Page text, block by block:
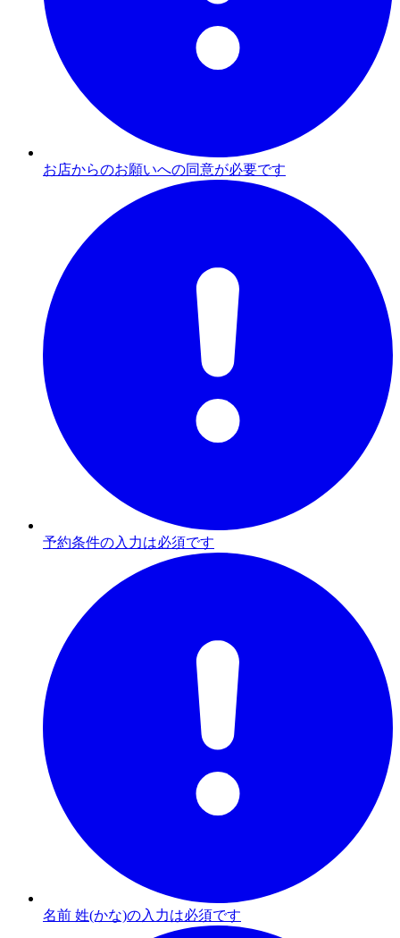
お店からのお願いへの同意が必要です
予約条件の入力は必須です
名前 姓(かな)の入力は必須です